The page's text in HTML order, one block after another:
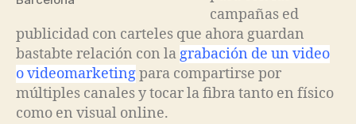
campañas ed
publicidad con carteles que ahora guardan
bastabte relación con lagrabación de un video
o videomarketingpara compartirse por
múltiples canales y tocar la fibra tanto en físico
como en visual online.